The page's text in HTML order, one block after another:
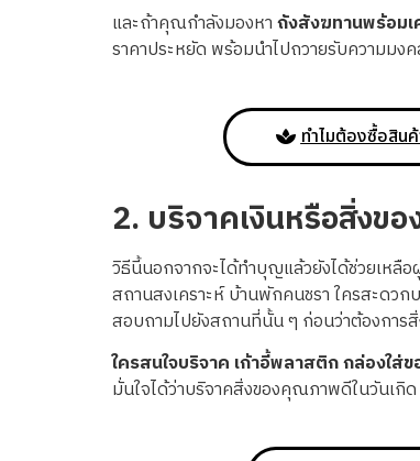
และถ้าคุณกำลังมองหาถังสังฆทานพร้อม
ราคาประหยัด พร้อมนำไปถวายรับความมง
ทำไมต้องซื้อสิน
2. บริจาคเงินหรือสิ่งข
วิธีนี้นอกจากจะได้ทำบุญแล้วยังได้ช่วยเหลื
สถานสงเคราะห์ บ้านพักคนชรา ใครสะดว
สอบถามไปยังสถานที่นั้น ๆ ก่อนว่าต้องการสิ่
ใครสนใจบริจาค เก้าอี้พลาสติก กล่องใส่
มั่นใจได้ว่าบริจาคสิ่งของคุณภาพดีในวันเกิด